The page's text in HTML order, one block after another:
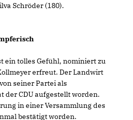
Schröder (180).
ein tolles Gefühl, nominiert zu
erfreut. Der Landwirt
seiner Partei als
der CDU aufgestellt worden.
in einer Versammlung des
bestätigt worden.